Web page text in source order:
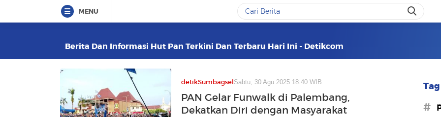
MENU
Berita Dan Informasi Hut Pan Terkini Dan Terbaru Hari Ini - Detikcom
detikSumbagselSabtu, 30 Agu 2025 18:40 WIB
PAN Gelar Funwalk di Palembang,
Dekatkan Diri dengan Masyarakat